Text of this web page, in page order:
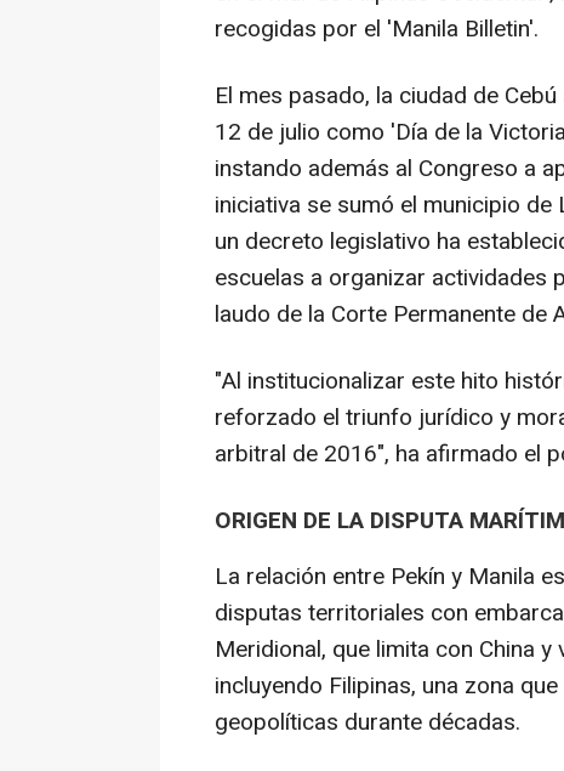
recogidas por el 'Manila Billetin'.
El mes pasado, la ciudad de
12 de julio como 'Día de la
instando además al Congreso a
iniciativa se sumó el municipio
un decreto legislativo ha
escuelas a organizar actividades
laudo de la Corte Permanente de
"Al institucionalizar este hito
reforzado el triunfo jurídico y
arbitral de 2016", ha afirmado el
ORIGEN DE LA DISPUTA
La relación entre Pekín y Manila
disputas territoriales con
Meridional, que limita con China
incluyendo Filipinas, una zona
geopolíticas durante décadas.